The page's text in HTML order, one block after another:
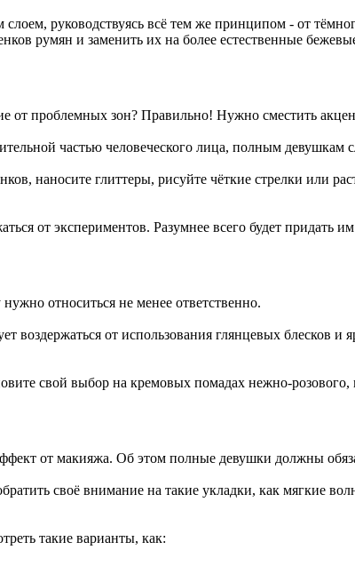
руководствуясь всё тем же принципом - от
румян и заменить их на более естественные
от проблемных зон? Правильно! Нужно сместить
частью человеческого лица, полным девушкам
наносите глиттеры, рисуйте чёткие стрелки или
от экспериментов. Разумнее всего будет
относиться не менее ответственно.
от использования глянцевых блесков и
свой выбор на кремовых помадах нежно-розового,
от макияжа. Об этом полные девушки должны
своё внимание на такие укладки, как мягкие
такие варианты, как: